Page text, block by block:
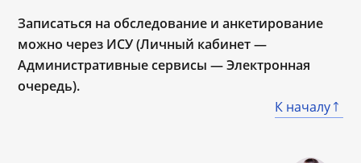
Записаться на обследование и анкетирование
можно через ИСУ (Личный кабинет —
Административные сервисы — Электронная
очередь).
К началу